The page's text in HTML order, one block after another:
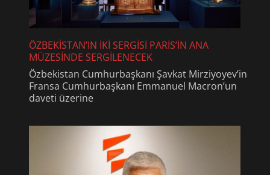
ÖZBEKİSTAN’IN İKİ SERGİSİ PARİS’İN ANA
MÜZESİNDE SERGİLENECEK
Özbekistan Cumhurbaşkanı Şavkat Mirziyoyev’in
Fransa Cumhurbaşkanı Emmanuel Macron’un
daveti üzerine